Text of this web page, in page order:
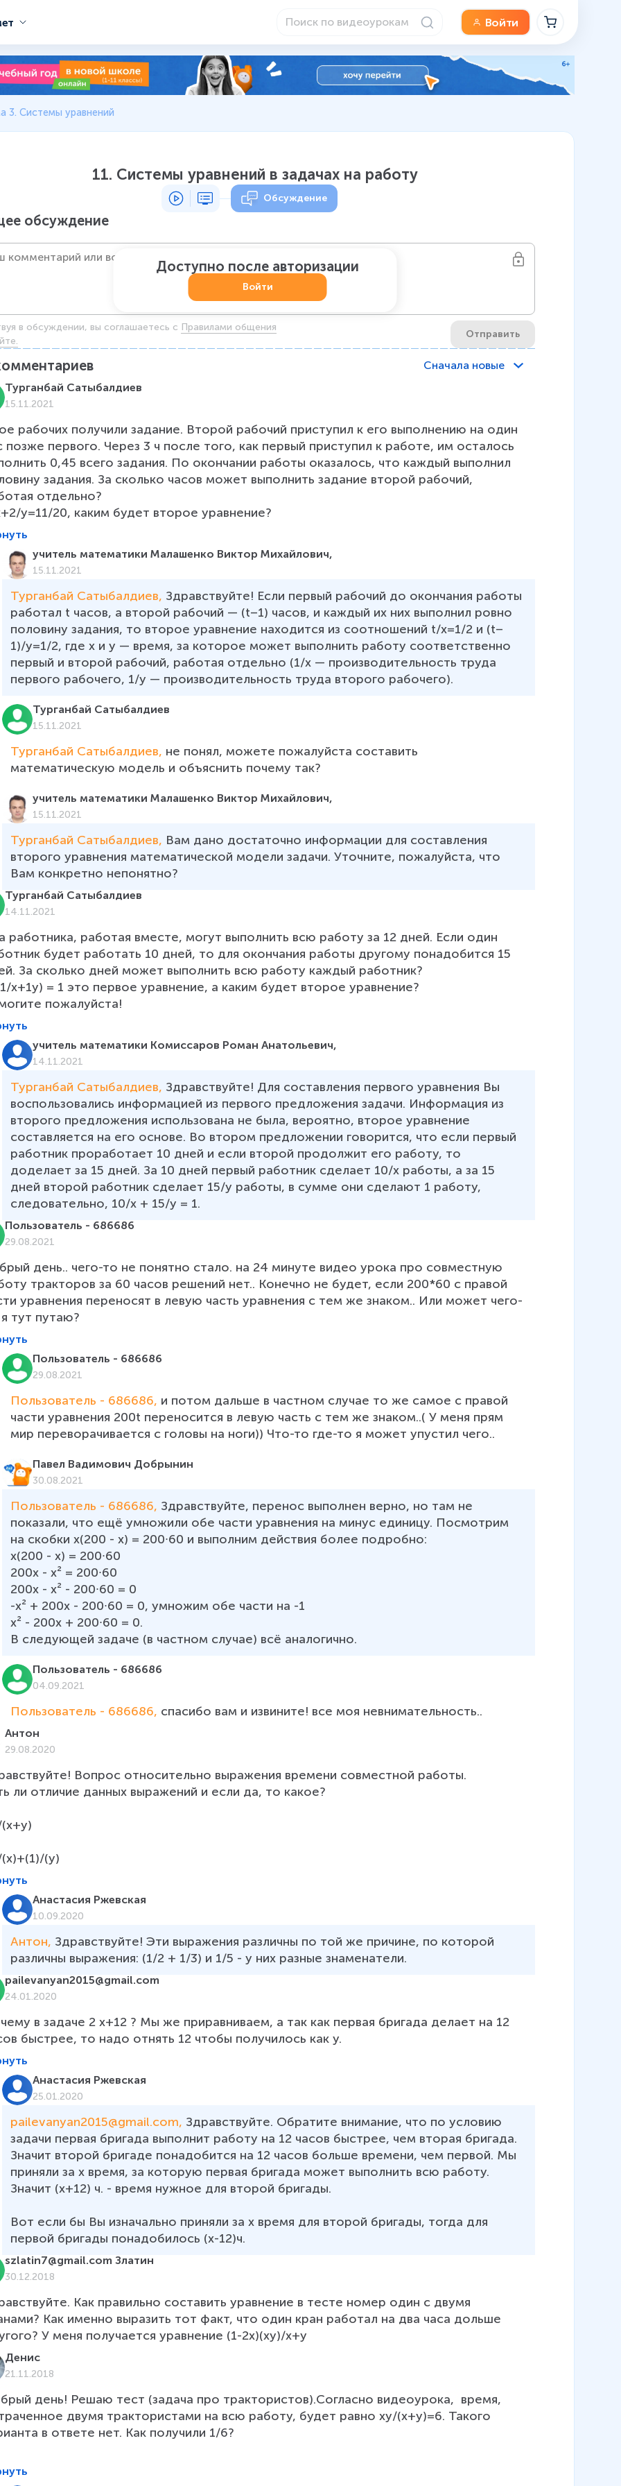
Войти
3. Системы уравнений
11. Системы уравнений в задачах на работу
Обсуждение
обсуждение
в обсуждении, вы соглашаетесь c Правилами общения
Отправить
Доступно после авторизации
Войти
Сначала новые
Турганбай Сатыбалдиев
15.11.2021
рабочих получили задание. Второй рабочий приступил к его выполнению на один
позже первого. Через 3 ч после того, как первый приступил к работе, им осталось
0,45 всего задания. По окончании работы оказалось, что каждый выполнил
задания. За сколько часов может выполнить задание второй рабочий,
отдельно?
y=11/20, каким будет второе уравнение?
учитель математики Малашенко Виктор Михайлович,
15.11.2021
Турганбай Сатыбалдиев, Здравствуйте! Если первый рабочий до окончания работы
работал t часов, а второй рабочий — (t–1) часов, и каждый их них выполнил ровно
половину задания, то второе уравнение находится из соотношений t/x=1/2 и (t–
1)/y=1/2, где x и y — время, за которое может выполнить работу соответственно
первый и второй рабочий, работая отдельно (1/x — производительность труда
первого рабочего, 1/y — производительность труда второго рабочего).
Турганбай Сатыбалдиев
15.11.2021
Турганбай Сатыбалдиев, не понял, можете пожалуйста составить
учитель математики Малашенко Виктор Михайлович,
15.11.2021
Турганбай Сатыбалдиев, Вам дано достаточно информации для составления
второго уравнения математической модели задачи. Уточните, пожалуйста, что
Вам конкретно непонятно?
Турганбай Сатыбалдиев
14.11.2021
работника, работая вместе, могут выполнить всю работу за 12 дней. Если один
будет работать 10 дней, то для окончания работы другому понадобится 15
За сколько дней может выполнить всю работу каждый работник?
x+1y) = 1 это первое уравнение, а каким будет второе уравнение?
пожалуйста!
учитель математики Комиссаров Роман Анатольевич,
14.11.2021
Турганбай Сатыбалдиев, Здравствуйте! Для составления первого уравнения Вы
воспользовались информацией из первого предложения задачи. Информация из
второго предложения использована не была, вероятно, второе уравнение
составляется на его основе. Во втором предложении говорится, что если первый
работник проработает 10 дней и если второй продолжит его работу, то
доделает за 15 дней. За 10 дней первый работник сделает 10/х работы, а за 15
дней второй работник сделает 15/у работы, в сумме они сделают 1 работу,
следовательно, 10/х + 15/у = 1.
Пользователь - 686686
29.08.2021
день.. чего-то не понятно стало. на 24 минуте видео урока про совместную
тракторов за 60 часов решений нет.. Конечно не будет, если 200*60 с правой
уравнения переносят в левую часть уравнения с тем же знаком.. Или может чего-
тут путаю?
Пользователь - 686686
29.08.2021
Пользователь - 686686, и потом дальше в частном случае то же самое с правой
части уравнения 200t переносится в левую часть с тем же знаком..( У меня прям
мир переворачивается с головы на ноги)) Что-то где-то я может упустил чего..
Павел Вадимович Добрынин
30.08.2021
Пользователь - 686686, Здравствуйте, перенос выполнен верно, но там не
показали, что ещё умножили обе части уравнения на минус единицу. Посмотрим
на скобки x(200 - x) = 200∙60 и выполним действия более подробно:
x(200 - x) = 200∙60
200x - x² = 200∙60
200x - x² - 200∙60 = 0
-x² + 200x - 200∙60 = 0, умножим обе части на -1
x² - 200x + 200∙60 = 0.
В следующей задаче (в частном случае) всё аналогично.
Пользователь - 686686
04.09.2021
Пользователь - 686686, спасибо вам и извините! все моя невнимательность..
Антон
29.08.2020
Вопрос относительно выражения времени совместной работы.
ли отличие данных выражений и если да, то какое?
(y)
Анастасия Ржевская
10.09.2020
Антон, Здравствуйте! Эти выражения различны по той же причине, по которой
различны выражения: (1/2 + 1/3) и 1/5 - у них разные знаменатели.
pailevanyan2015@gmail.com
24.01.2020
в задаче 2 x+12 ? Мы же приравниваем, а так как первая бригада делает на 12
быстрее, то надо отнять 12 чтобы получилось как y.
Анастасия Ржевская
25.01.2020
pailevanyan2015@gmail.com, Здравствуйте. Обратите внимание, что по условию
задачи первая бригада выполнит работу на 12 часов быстрее, чем вторая бригада.
Значит второй бригаде понадобится на 12 часов больше времени, чем первой. Мы
приняли за х время, за которую первая бригада может выполнить всю работу.
Значит (х+12) ч. - время нужное для второй бригады.
Вот если бы Вы изначально приняли за х время для второй бригады, тогда для
первой бригады понадобилось (х-12)ч.
szlatin7@gmail.com Златин
30.12.2018
Как правильно составить уравнение в тесте номер один с двумя
Как именно выразить тот факт, что один кран работал на два часа дольше
У меня получается уравнение (1-2x)(xy)/x+y
Денис
21.11.2018
день! Решаю тест (задача про трактористов).Согласно видеоурока,  время,
двумя трактористами на всю работу, будет равно ху/(х+у)=6. Такого
в ответе нет. Как получили 1/6?